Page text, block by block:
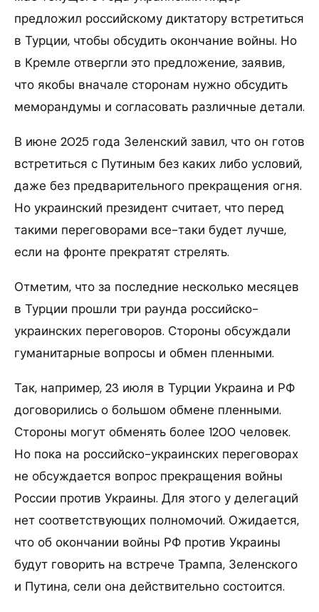
предложил российскому диктатору встретиться
в Турции, чтобы обсудить окончание войны. Но
в Кремле отвергли это предложение, заявив,
что якобы вначале сторонам нужно обсудить
меморандумы и согласовать различные детали.
В июне 2025 года Зеленский завил, что он готов
встретиться с Путиным без каких либо условий,
даже без предварительного прекращения огня.
Но украинский президент считает, что перед
такими переговорами все-таки будет лучше,
если на фронте прекратят стрелять.
Отметим, что за последние несколько месяцев
в Турции прошли три раунда российско-
украинских переговоров. Стороны обсуждали
гуманитарные вопросы и обмен пленными.
Так, например, 23 июля в Турции Украина и РФ
договорились о большом обмене пленными.
Стороны могут обменять более 1200 человек.
Но пока на российско-украинских переговорах
не обсуждается вопрос прекращения войны
России против Украины. Для этого у делегаций
нет соответствующих полномочий. Ожидается,
что об окончании войны РФ против Украины
будут говорить на встрече Трампа, Зеленского
и Путина, сели она действительно состоится.